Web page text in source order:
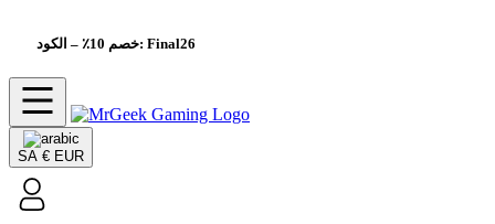
خصم 10٪– الكود: Final26
SA € EUR